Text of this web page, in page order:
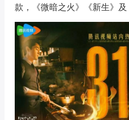
款，《微暗之火》《新生》及